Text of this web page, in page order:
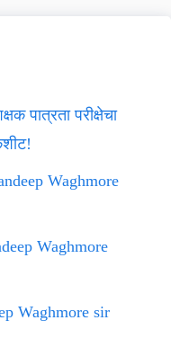
पात्रता परीक्षेचा
Waghmore
Waghmore
Waghmore sir